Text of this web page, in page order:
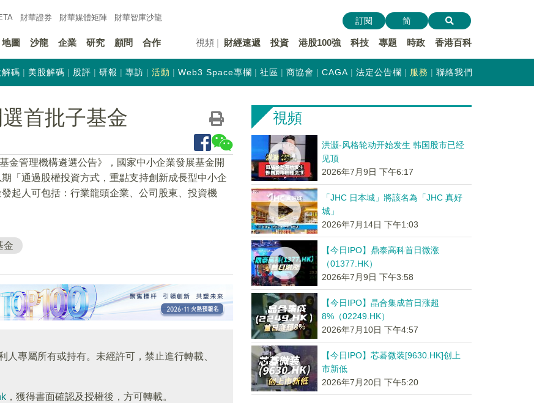
財華證券 財華媒體矩陣 財華智庫沙龍
地圖 沙龍 企業 研究 顧問 合作 視頻 財經速遞 投資 港股100強 科技 專題 時政 香港百科
訂閱 简
碼 美股解碼 股評 研報 專訪 活動 Web3 Space專欄 社區 商協會 CAGA 法定公告欄 服務 聯絡我們
首批子基金
金管理機構遴選公告》，國家中小企業發展基金開
「通過股權投資方式，重點支持創新成長型中小企
起人可包括：行業龍頭企業、公司股東、投資機
金
專屬所有或持有。未經許可，禁止進行轉載、
，獲得書面確認及授權後，方可轉載。
視頻
洪灏-风格轮动开始发生 韩国股市已经
见顶
2026年7月9日 下午6:17
「JHC 日本城」將該名為「JHC 真好
城」
2026年7月14日 下午1:03
【今日IPO】鼎泰高科首日微涨
（01377.HK）
2026年7月9日 下午3:58
【今日IPO】晶合集成首日涨超
8%（02249.HK）
2026年7月10日 下午4:57
【今日IPO】芯碁微装[9630.HK]创上
市新低
2026年7月20日 下午5:20